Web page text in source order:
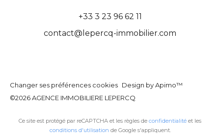
+33 3 23 96 62 11
contact@lepercq-immobilier.com
Changer ses préférences cookies Design byApimo™
©2026 AGENCE IMMOBILIERE LEPERCQ
Ce site est protégé par reCAPTCHA et les règles de confidentialité et les
conditions d'utilisation de Google s'appliquent.